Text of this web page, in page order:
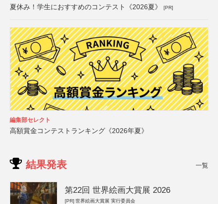
夏休み！学生におすすめのコンテスト《2026夏》 [PR]
編集部セレクト
高額賞金コンテストランキング《2026年夏》
結果発表 一覧
第22回 世界絵画大賞展 2026
[PR] 世界絵画大賞展 実行委員会